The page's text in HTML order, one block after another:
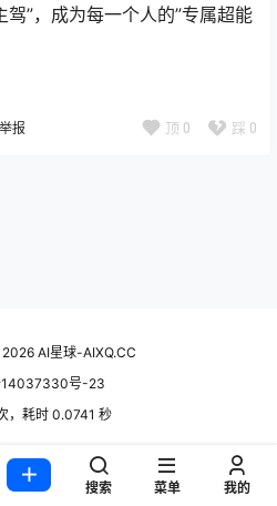
驾”，成为每一个人的”专属超能
举报 顶 0 踩 0
AI星球-AIXQ.CC
14037330号-23
，耗时 0.0741 秒
搜索 菜单 我的